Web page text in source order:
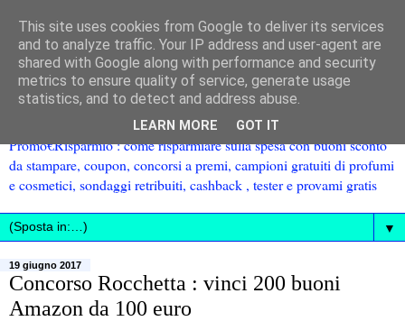
Promo€Risparmio : come risparmiare sulla spesa con buoni sconto
da stampare, coupon, concorsi a premi, campioni gratuiti di profumi
e cosmetici, sondaggi retribuiti, cashback , tester e provami gratis
▼
19 giugno 2017
Concorso Rocchetta : vinci 200 buoni
Amazon da 100 euro
This site uses cookies from Google to deliver its services
and to analyze traffic. Your IP address and user-agent are
shared with Google along with performance and security
metrics to ensure quality of service, generate usage
statistics, and to detect and address abuse.
LEARN MORE GOT IT